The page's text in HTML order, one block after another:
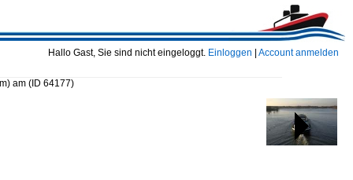
Hallo Gast, Sie sind nicht eingeloggt. Einloggen Account anmelden
am (ID 64177)